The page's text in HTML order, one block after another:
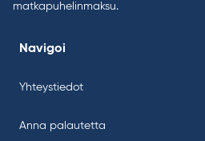
matkapuhelinmaksu.
Navigoi
Yhteystiedot
Anna palautetta